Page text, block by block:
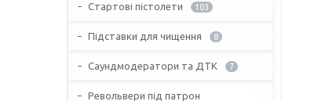
Стартові пістолети 103
Підставки для чищення 8
Саундмодератори та ДТК 7
Револьвери під патрон